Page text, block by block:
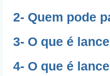
2- Quem pode
3- O que é
4- O que é